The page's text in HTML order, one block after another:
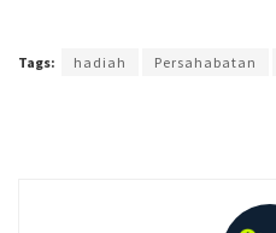
Tags: hadiah Persahabatan